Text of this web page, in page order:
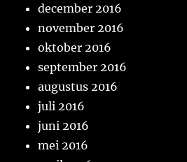
december 2016
november 2016
oktober 2016
september 2016
augustus 2016
juli 2016
juni 2016
mei 2016